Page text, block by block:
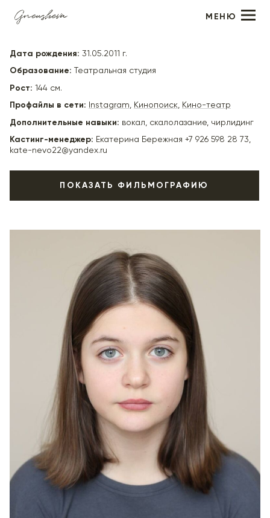
МЕНЮ
Алиса Мынай
Дата рождения: 31.05.2011 г.
Образование: Театральная студия
Рост: 144 см.
Профайлы в сети: Instagram, Кинопоиск, Кино-театр
Дополнительные навыки: вокал, скалолазание, чирлидинг
Кастинг-менеджер: Екатерина Бережная +7 926 598 28 73,
kate-nevo22@yandex.ru
ПОКАЗАТЬ ФИЛЬМОГРАФИЮ
Кандидатова
"Чебурашка" - Таня в детстве, реж. Дмитрий Дьяченко
"Варяг" - Елена, реж. Александр Якимчук, Игорь
"Аврора" - Никонова в детстве, реж. Роман Волобуев
"Элефант" - Матильда, реж. Алексей Красовский